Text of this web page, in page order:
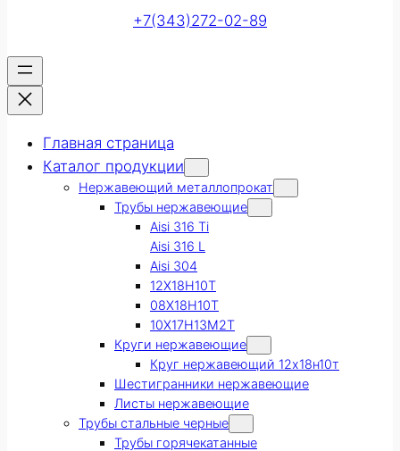
+7(343)272-02-89
Главная страница
Каталог продукции
Нержавеющий металлопрокат
Трубы нержавеющие
Aisi 316 Ti
Aisi 316 L
Aisi 304
12Х18Н10Т
08Х18Н10Т
10Х17Н13М2Т
Круги нержавеющие
Круг нержавеющий 12х18н10т
Шестигранники нержавеющие
Листы нержавеющие
Трубы стальные черные
Трубы горячекатанные